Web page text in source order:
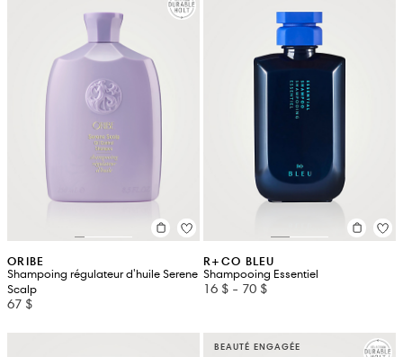
ORIBE
Shampoing régulateur d'huile Serene
Scalp
67 $
R+CO BLEU
Shampooing Essentiel
16 $ - 70 $
BEAUTÉ ENGAGÉE